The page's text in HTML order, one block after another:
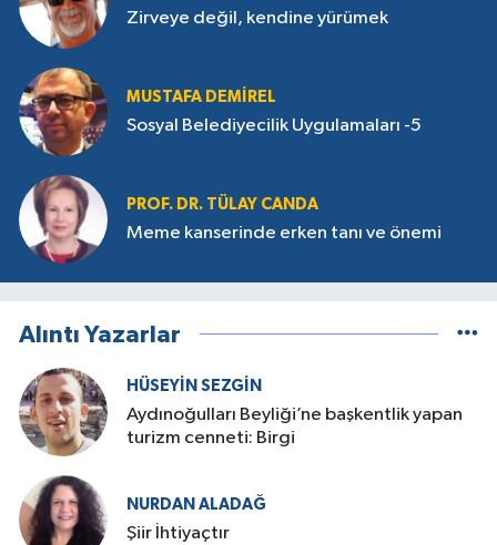
Zirveye değil, kendine yürümek
MUSTAFA DEMIREL
Sosyal Belediyecilik Uygulamaları -5
PROF. DR. TÜLAY CANDA
Meme kanserinde erken tanı ve önemi
Alıntı Yazarlar
HÜSEYIN SEZGIN
Aydınoğulları Beyliği’ne başkentlik yapan
turizm cenneti: Birgi
NURDAN ALADAĞ
Şiir İhtiyaçtır